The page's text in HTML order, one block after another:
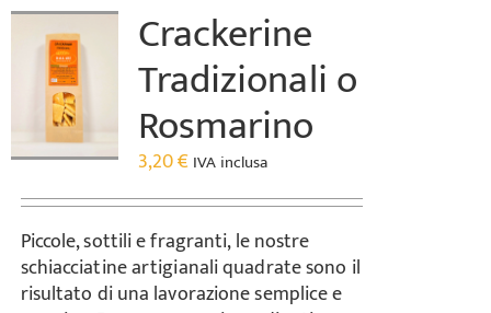
Pasticceria Secca
Azienda
Grande distribuzione
Crackerine
Tradizionali o
Rosmarino
3,20€ IVA inclusa
Piccole, sottili e fragranti, le nostre
schiacciatine artigianali quadrate sono il
risultato di una lavorazione semplice e